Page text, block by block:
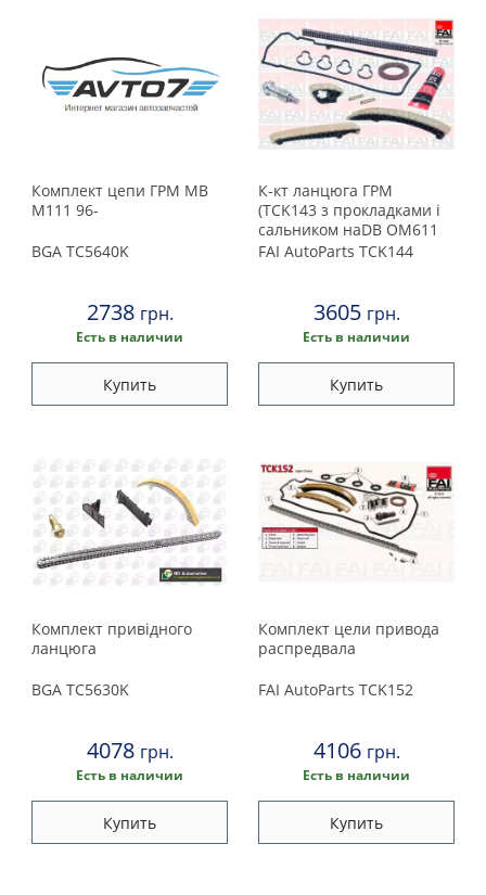
Комплект цепи ГРМ MB
M111 96-
BGA TC5640K
2738 грн.
Есть в наличии
Купить
К-кт ланцюга ГРМ
(TCK143 з прокладками і
сальником наDB OM611
2.2Dci)
FAI AutoParts TCK144
3605 грн.
Есть в наличии
Купить
Комплект привідного
ланцюга
BGA TC5630K
4078 грн.
Есть в наличии
Купить
Комплект цели привода
распредвала
FAI AutoParts TCK152
4106 грн.
Есть в наличии
Купить